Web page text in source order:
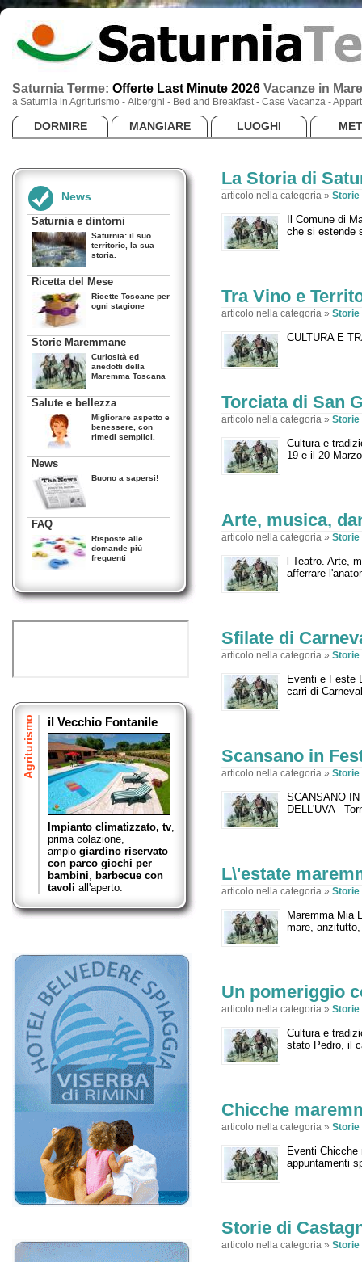
Saturnia Terme: Offerte Last Minute 2026 Vacanze in
a Saturnia in Agriturismo - Alberghi - Bed and Breakfast - Case Vacanza -
DORMIRE MANGIARE LUOGHI
News
Saturnia e dintorni
Saturnia: il suo
territorio, la sua
storia.
Ricetta del Mese
Ricette Toscane per
ogni stagione
Storie Maremmane
Curiosità ed
anedotti della
Maremma Toscana
Salute e bellezza
Migliorare aspetto e
benessere, con
rimedi semplici.
News
Buono a sapersi!
FAQ
Risposte alle
domande più
frequenti
Agriturismo il Vecchio Fontanile
Impianto climatizzato, tv,
prima colazione,
ampio giardino riservato
con parco giochi per
bambini, barbecue con
tavoli all'aperto.
La Storia di
articolo nella categoria » Storie
Il Comune di
che si estende
Tra Vino e
articolo nella categoria » Storie
CULTURA
Torciata di San
articolo nella categoria » Storie
Cultura e
19 e il 20
Arte, musica,
articolo nella categoria » Storie
l Teatro. Arte,
afferrare
Sfilate di
articolo nella categoria » Storie
Eventi e Feste
carri di
Scansano in
articolo nella categoria » Storie
SCANSANO
DELL'UVA
L\'estate
articolo nella categoria » Storie
Maremma Mia
mare,
Un pomeriggio
articolo nella categoria » Storie
Cultura e
stato Pedro, il
Chicche
articolo nella categoria » Storie
Eventi
appuntamenti
Storie di
articolo nella categoria » Storie